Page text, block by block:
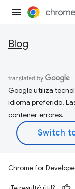
Blog
Google utiliza
idioma preferido.
contener errores.
Chrome for